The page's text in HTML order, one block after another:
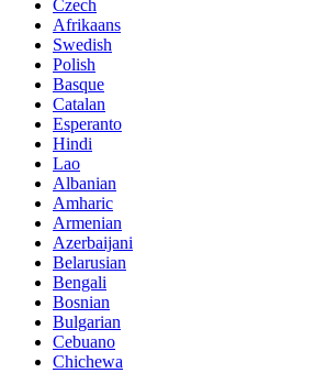
Czech
Afrikaans
Swedish
Polish
Basque
Catalan
Esperanto
Hindi
Lao
Albanian
Amharic
Armenian
Azerbaijani
Belarusian
Bengali
Bosnian
Bulgarian
Cebuano
Chichewa